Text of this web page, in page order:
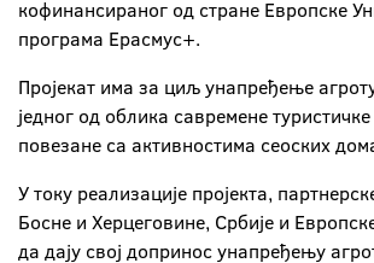
кофинансираног од стране Европске
програма Ерасмус+.
Пројекат има за циљ унапређење
једног од облика савремене
повезане са активностима сеоских
У току реализације пројекта,
Босне и Херцеговине, Србије и
да дају свој допринос унапређењу